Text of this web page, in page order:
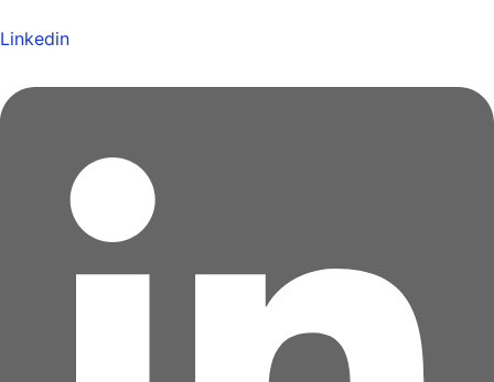
Linkedin